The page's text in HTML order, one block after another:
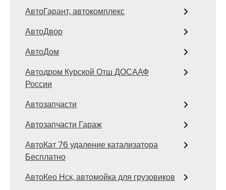
АвтоГарант, автокомплекс
АвтоДвор
АвтоДом
Автодром Курской Отш ДОСААФ
России
Автозапчасти
Автозапчасти Гараж
АвтоКат 76 удаление катализатора
Бесплатно
АвтоКео Нск, автомойка для грузовиков